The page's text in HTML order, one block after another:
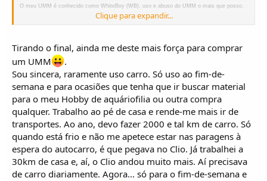
O meu UMM é conhecido como WhiteBoy (WB), uso e abuso do UMM o mais que posso.
Tenho muito aram muitas horas e muita paixão envolvidas na máquina.
Tenho andado em diversos UMM's desde Cournis a Alter I, Alter II, carros originais, carros
com motorizações diferentes desde Toyota a Bmw a Peugeot 2100 etc.
Cada personalização vai ao gosto do dono e ao uso que se pretende dar à máquina.
Desde que comprei o WB já fiz cerca de 45 mil Km nele, relembro em perto de dois anos.
A minha máquina está a meu gosto, confortável QB em TT mas com segurança para andar
diariamente na estrada.
Como já foi partilhado o motor tem o seu trabalhar característico, a caixa de velocidades
faz barulho tb, o meu carro não está insonorizado tem apenas uma camada de borracha por
Clique para expandir...
Tirando o final, ainda me deste mais força para comprar
um UMM
.
Sou sincera, raramente uso carro. Só uso ao fim-de-
semana e para ocasiões que tenha que ir buscar material
para o meu Hobby de aquáriofilia ou outra compra
qualquer. Trabalho ao pé de casa e rende-me mais ir de
transportes. Ao ano, devo fazer 2000 e tal km de carro. Só
quando está frio e não me apetece estar nas paragens à
espera do autocarro, é que pegava no Clio. Já trabalhei a
30km de casa e, aí, o Clio andou muito mais. Aí precisava
de carro diariamente. Agora... só para o fim-de-semana e